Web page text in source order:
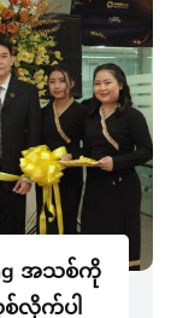
အသစ်ကို
စ်လိုက်ပါ